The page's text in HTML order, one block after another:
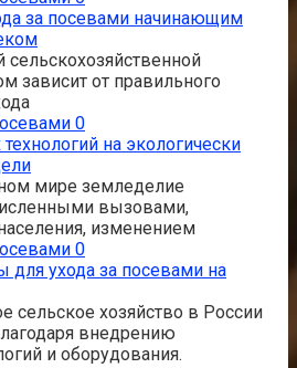
за посевами начинающим
зависит от правильного
0
на экологически
мире земледелие
вызовами,
изменением
0
для ухода за посевами на
сельское хозяйство в России
внедрению
и оборудования.